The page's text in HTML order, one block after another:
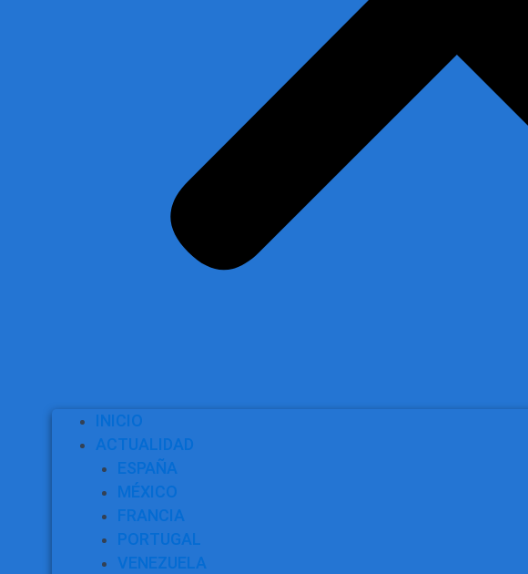
INICIO
ACTUALIDAD
ESPAÑA
MÉXICO
FRANCIA
PORTUGAL
VENEZUELA